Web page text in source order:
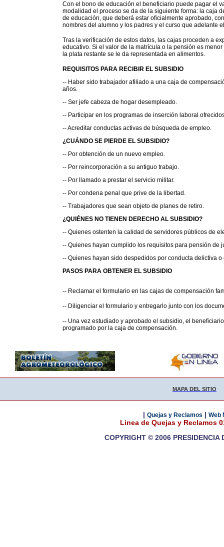
Con el bono de educación el beneficiario puede pagar el
modalidad el proceso se da de la siguiente forma: la caja
de educación, que deberá estar oficialmente aprobado,
nombres del alumno y los padres y el curso que adelante
Tras la verificación de estos datos, las cajas proceden a
educativo. Si el valor de la matrícula o la pensión es
la plata restante se le da representada en alimentos.
REQUISITOS PARA RECIBIR EL SUBSIDIO
-- Haber sido trabajador afiliado a una caja de
años.
-- Ser jefe cabeza de hogar desempleado.
-- Participar en los programas de inserción laboral
-- Acreditar conductas activas de búsqueda de empleo.
¿CUÁNDO SE PIERDE EL SUBSIDIO?
-- Por obtención de un nuevo empleo.
-- Por reincorporación a su antiguo trabajo.
-- Por llamado a prestar el servicio militar.
-- Por condena penal que prive de la libertad.
-- Trabajadores que sean objeto de planes de retiro.
¿QUIÉNES NO TIENEN DERECHO AL SUBSIDIO?
-- Quienes ostenten la calidad de servidores públicos de
-- Quienes hayan cumplido los requisitos para pensión de
-- Quienes hayan sido despedidos por conducta delictiva
PASOS PARA OBTENER EL SUBSIDIO
-- Reclamar el formulario en las cajas de compensación
-- Diligenciar el formulario y entregarlo junto con los
-- Una vez estudiado y aprobado el subsidio, el
programado por la caja de compensación.
MAPA DEL SITIO
| Quejas y Reclamos | Web
Linea de Quejas y Reclamos
COPYRIGHT © 2006 PRESIDENCIA